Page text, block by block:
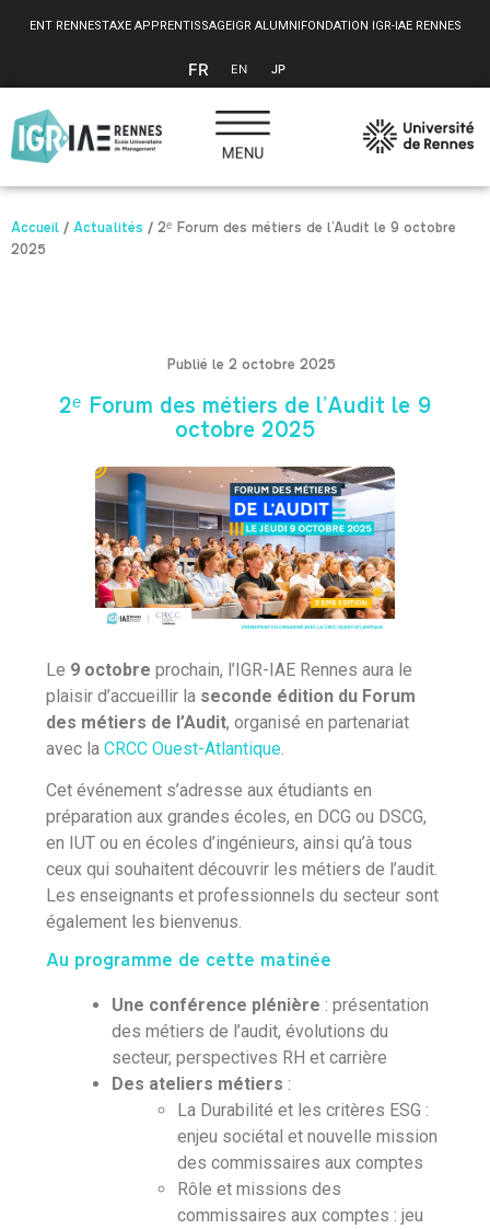
ENT RENNESTAXE APPRENTISSAGEIGR ALUMNIFONDATION IGR-IAE RENNES
FR EN JP
Accueil / Actualités / 2ᵉ Forum des métiers de l’Audit le 9 octobre
2025
Publié le 2 octobre 2025
2ᵉ Forum des métiers de l’Audit le 9
octobre 2025
Le 9 octobre prochain, l’IGR-IAE Rennes aura le
plaisir d’accueillir la seconde édition du Forum
des métiers de l’Audit, organisé en partenariat
avec laCRCC Ouest-Atlantique.
Cet événement s’adresse aux étudiants en
préparation aux grandes écoles, en DCG ou DSCG,
en IUT ou en écoles d’ingénieurs, ainsi qu’à tous
ceux qui souhaitent découvrir les métiers de l’audit.
Les enseignants et professionnels du secteur sont
également les bienvenus.
Au programme de cette matinée
Une conférence plénière : présentation
des métiers de l’audit, évolutions du
secteur, perspectives RH et carrière
Des ateliers métiers :
La Durabilité et les critères ESG :
enjeu sociétal et nouvelle mission
des commissaires aux comptes
Rôle et missions des
commissaires aux comptes : jeu